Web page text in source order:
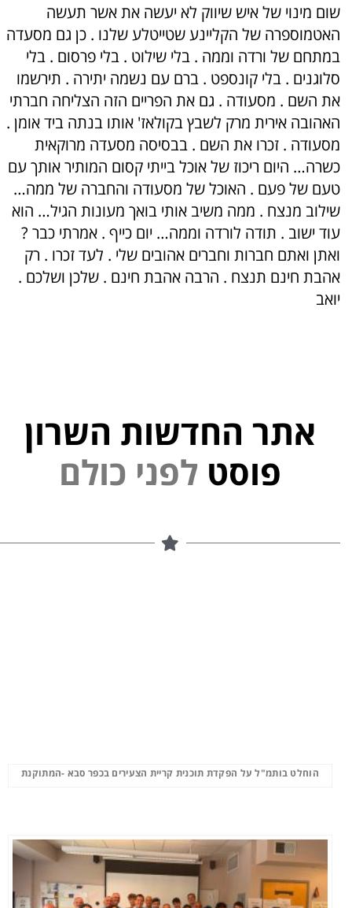
שום מינוי של איש שיווק לא יעשה את אשר תעשה
האטמוספרה של הקליינע שטייטלע שלנו . כן גם מסעדה
במתחם של ורדה וממה . בלי שילוט . בלי פרסום . בלי
סלוגנים . בלי קונספט . ברם עם נשמה יתירה . תירשמו
את השם . מסעודה . גם את הפריים הזה הצליחה חברתי
האהובה אירית מרק לשבץ בקולאז' אותו בנתה ביד אומן .
מסעודה . זכרו את השם . בבסיסה מסעדה מרוקאית
כשרה… היום ריכוז של אוכל בייתי קסום המותיר אותך עם
טעם של פעם . האוכל של מסעודה והחברה של ממה…
שילוב מנצח . ממה משיב אותי בואך מעונות הגיל… הוא
עוד ישוב . תודה לורדה וממה… יום כייף . אמרתי כבר ?
ואתן ואתם חברות וחברים אהובים שלי . לעד זכרו . רק
אהבת חינם תנצח . הרבה אהבת חינם . שלכן ושלכם .
יואב
אתר החדשות השרון
פוסט
הוחלט בותמ"ל על הפקדת תוכנית קריית הצעירים בכפר סבא -המתוקנת